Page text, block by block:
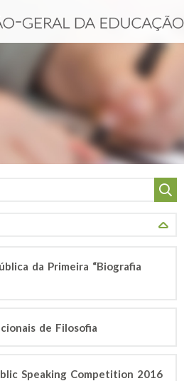
da Primeira “Biografia
de Filosofia
Speaking Competition 2016